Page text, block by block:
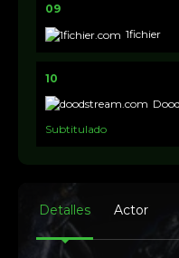
09
1fichier
10
Subtitulado
Detalles Actor